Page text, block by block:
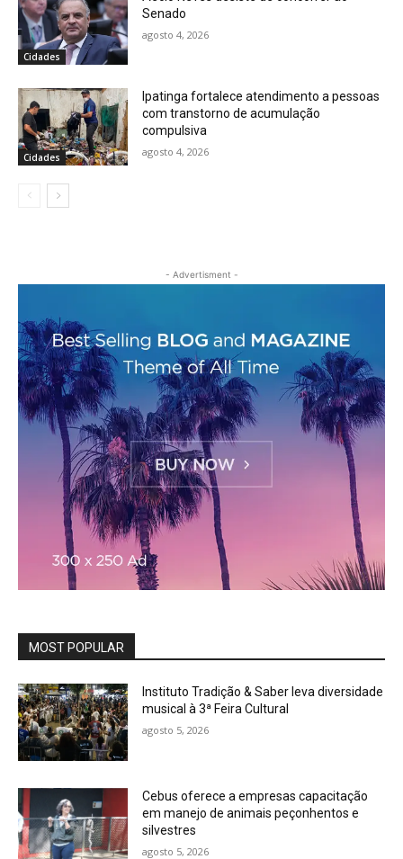
Cidades
Senado
agosto 4, 2026
Cidades
Ipatinga fortalece atendimento a pessoas
com transtorno de acumulação
compulsiva
agosto 4, 2026
- Advertisment -
MOST POPULAR
Instituto Tradição & Saber leva diversidade
musical à 3ª Feira Cultural
agosto 5, 2026
Cebus oferece a empresas capacitação
em manejo de animais peçonhentos e
silvestres
agosto 5, 2026